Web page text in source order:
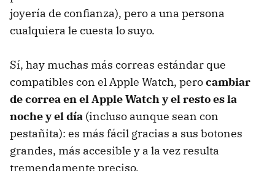
joyería de confianza), pero a una persona
cualquiera le cuesta lo suyo.
Sí, hay muchas más correas estándar que
compatibles con el Apple Watch, perocambiar
de correa en el Apple Watch y el resto es la
noche y el día (incluso aunque sean con
pestañita): es más fácil gracias a sus botones
grandes, más accesible y a la vez resulta
tremendamente preciso.